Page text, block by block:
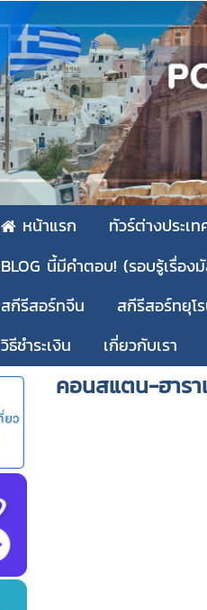
หน้าแรก ทัวร์ต่างประเท
BLOG นี้มีคำตอบ! (รอบรู้เรื่อง
สกีรีสอร์ทจีน
สกีรีสอร์ทยุโ
วิธีชำระเงิน
เกี่ยวกับเรา
คอนสแตน-ฮารา